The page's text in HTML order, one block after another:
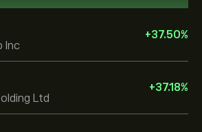
Inc
+37.50%
Ltd
+37.18%